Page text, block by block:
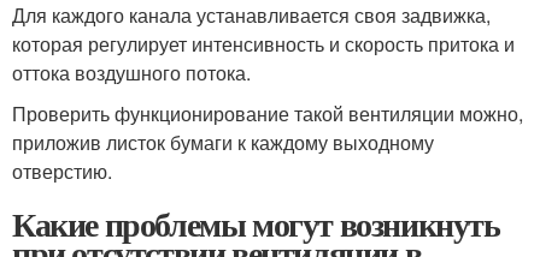
Для каждого канала устанавливается своя задвижка,
которая регулирует интенсивность и скорость притока и
оттока воздушного потока.
Проверить функционирование такой вентиляции можно,
приложив листок бумаги к каждому выходному
отверстию.
Какие проблемы могут возникнуть